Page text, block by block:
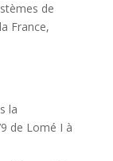
de
France,
la
de Lomé I à